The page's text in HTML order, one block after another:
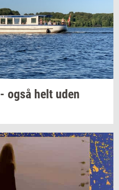
- også helt uden